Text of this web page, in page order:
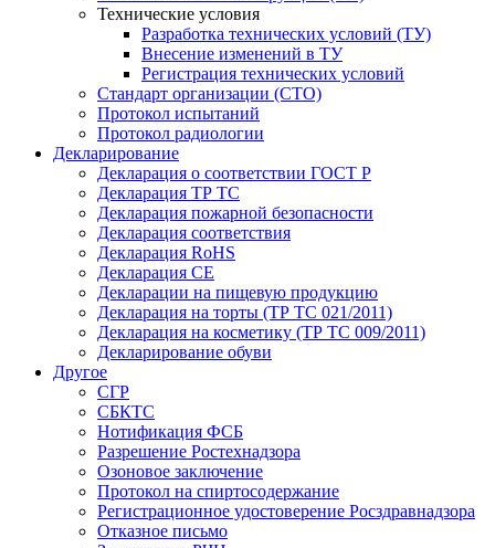
Технические условия
Разработка технических условий (ТУ)
Внесение изменений в ТУ
Регистрация технических условий
Стандарт организации (СТО)
Протокол испытаний
Протокол радиологии
Декларирование
Декларация о соответствии ГОСТ Р
Декларация ТР ТС
Декларация пожарной безопасности
Декларация соответствия
Декларация RoHS
Декларация СЕ
Декларации на пищевую продукцию
Декларация на торты (ТР ТС 021/2011)
Декларация на косметику (ТР ТС 009/2011)
Декларирование обуви
Другое
СГР
СБКТС
Нотификация ФСБ
Разрешение Ростехнадзора
Озоновое заключение
Протокол на спиртосодержание
Регистрационное удостоверение Росздравнадзора
Отказное письмо